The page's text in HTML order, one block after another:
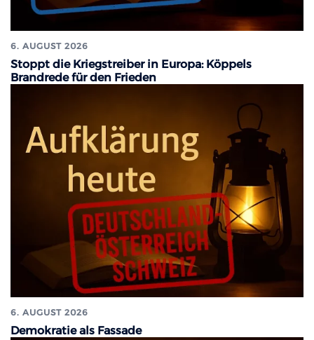
6. AUGUST 2026
Stoppt die Kriegstreiber in Europa: Köppels
Brandrede für den Frieden
6. AUGUST 2026
Demokratie als Fassade